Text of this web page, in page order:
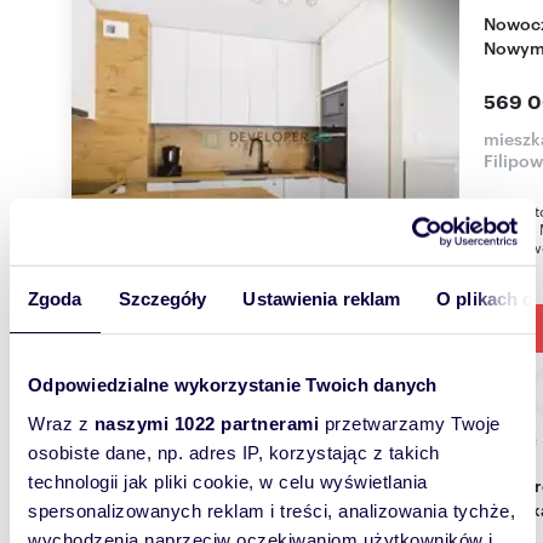
Zgoda Szczegóły Ustawienia reklam O plikach
Odpowiedzialne wykorzystanie Twoich danych
Wraz z naszymi 1022 partnerami przetwarzamy Twoje
osobiste dane, np. adres IP, korzystając z takich
technologii jak pliki cookie, w celu wyświetlania
spersonalizowanych reklam i treści, analizowania tychże,
Nowoczesne 2 pokoje z tarasem i komórką na
569
Nowym
WYRÓŻNIONE 2